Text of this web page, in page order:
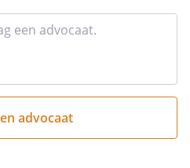
goed afsluit
in de daartoe
te voorkomen